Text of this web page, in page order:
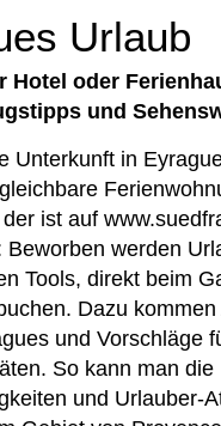
Urlaub
Hotel oder
und
Unterkunft in
ist auf
Beworben werden
Tools, direkt beim
Dazu
und Vorschläge
So kann man die
und Urlauber-